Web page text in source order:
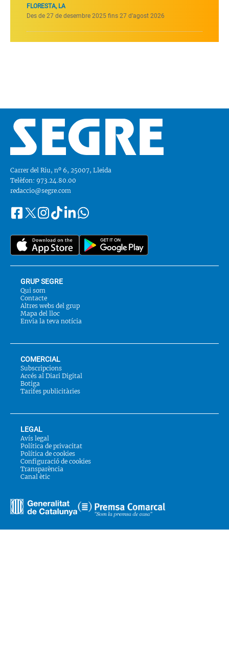
FLORESTA, LA
Des de 27 de desembre 2025 fins 27 d’agost 2026
Carrer del Riu, nº 6, 25007, Lleida
Telèfon: 973.24.80.00
redaccio@segre.com
Segueix-
a::
FacebookInstagram
TiktokLinkedinWhatsapp
GRUP SEGRE
Qui som
Contacte
Altres webs del grup
Mapa del lloc
Envia la teva notícia
COMERCIAL
Subscripcions
Accés al Diari Digital
Botiga
Tarifes publicitàries
LEGAL
Avís legal
Política de privacitat
Política de cookies
Configuració de cookies
Transparència
Canal ètic